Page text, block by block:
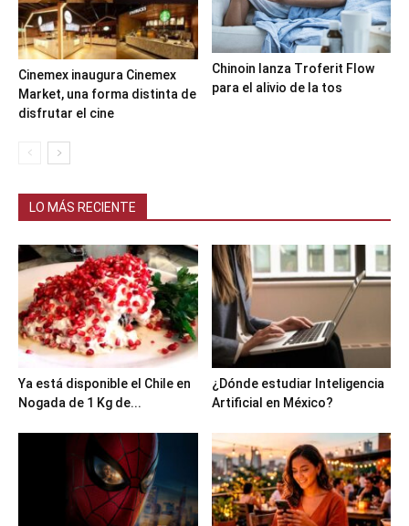
Cinemex inaugura Cinemex
Market, una forma distinta de
disfrutar el cine
Chinoin lanza Troferit Flow
para el alivio de la tos
LO MÁS RECIENTE
Ya está disponible el Chile en
Nogada de 1 Kg de...
¿Dónde estudiar Inteligencia
Artificial en México?